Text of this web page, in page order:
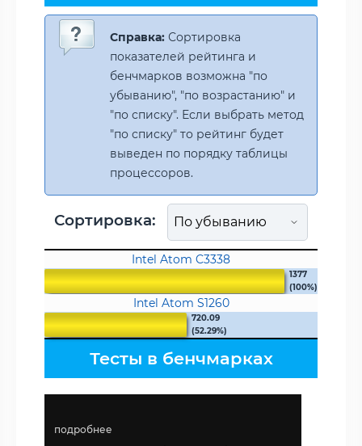
Справка: Сортировка
показателей рейтинга и
бенчмарков возможна "по
убыванию", "по возрастанию" и
"по списку". Если выбрать метод
"по списку" то рейтинг будет
выведен по порядку таблицы
процессоров.
Сортировка:
Intel Atom C3338
1377
(100%)
Intel Atom S1260
720.09
(52.29%)
Тесты в бенчмарках
подробнее